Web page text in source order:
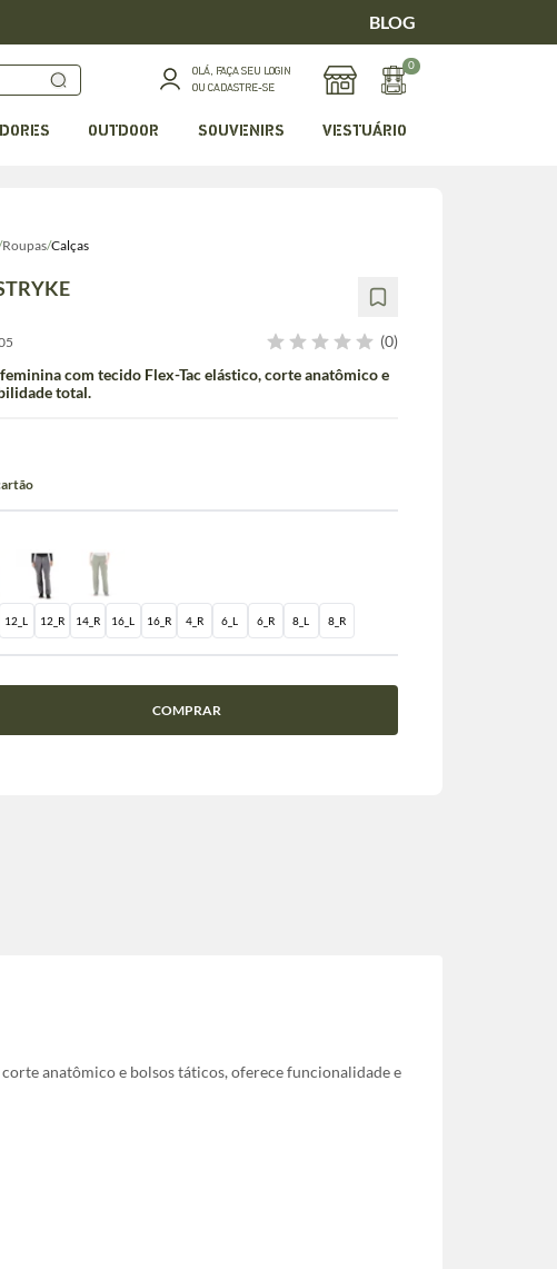
BLOG
OLÁ, FAÇA SEU LOGIN
OU CADASTRE-SE
0
OUTDOOR SOUVENIRS VESTUÁRIO
Roupas/Calças
(0)
com tecido Flex-Tac elástico, corte anatômico e
total.
12_L 12_R 14_R 16_L 16_R 4_R 6_L 6_R 8_L 8_R
COMPRAR
anatômico e bolsos táticos, oferece funcionalidade e